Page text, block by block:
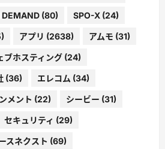
DEMAND (80) SPO-X (24)
アプリ (2638) アムモ (31)
ブホスティング (24)
(36) エレコム (34)
メント (22) シービー (31)
セキュリティ (29)
スネクスト (69)